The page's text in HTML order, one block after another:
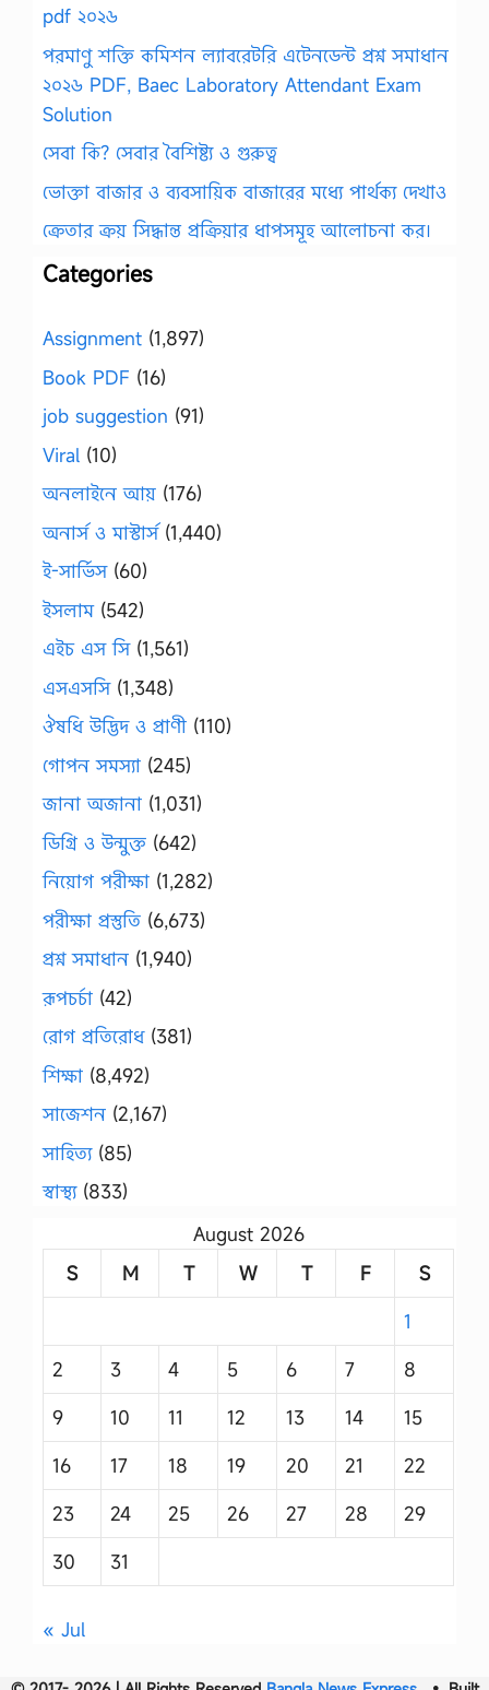
pdf ২০২৬
পরমাণু শক্তি কমিশন ল্যাবরেটরি এটেনডেন্ট প্রশ্ন সমাধান
২০২৬ PDF, Baec Laboratory Attendant Exam
Solution
সেবা কি? সেবার বৈশিষ্ট্য ও গুরুত্ব
ভোক্তা বাজার ও ব্যবসায়িক বাজারের মধ্যে পার্থক্য দেখাও
ক্রেতার ক্রয় সিদ্ধান্ত প্রক্রিয়ার ধাপসমূহ আলোচনা কর।
Categories
Assignment (1,897)
Book PDF (16)
job suggestion (91)
Viral (10)
অনলাইনে আয় (176)
অনার্স ও মাস্টার্স(1,440)
ই-সার্ভিস(60)
ইসলাম(542)
এইচ এস সি(1,561)
এসএসসি(1,348)
ঔষধি উদ্ভিদ ও প্রাণী (110)
গোপন সমস্যা (245)
জানা অজানা (1,031)
ডিগ্রি ও উন্মুক্ত (642)
নিয়োগ পরীক্ষা (1,282)
পরীক্ষা প্রস্তুতি (6,673)
প্রশ্ন সমাধান (1,940)
রূপচর্চা (42)
রোগ প্রতিরোধ(381)
শিক্ষা (8,492)
সাজেশন (2,167)
সাহিত্য(85)
স্বাস্থ্য(833)
August 2026
S
M T W T F
S
1
2
3 4 5 6 7
8
9
10 11 12 13 14
15
16
17 18 19 20 21
22
23
24 25 26 27 28
29
30
31
« Jul